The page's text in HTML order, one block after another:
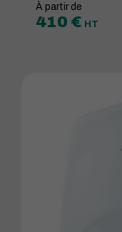
À partir de
410 € HT